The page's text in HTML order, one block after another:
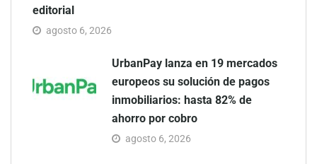
editorial
agosto 6, 2026
UrbanPay lanza en 19 mercados
europeos su solución de pagos
inmobiliarios: hasta 82% de
ahorro por cobro
agosto 6, 2026